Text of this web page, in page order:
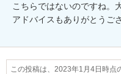
こちらではないのですね。
アドバイスもありがとうご
この投稿は、2023年1月4日時点